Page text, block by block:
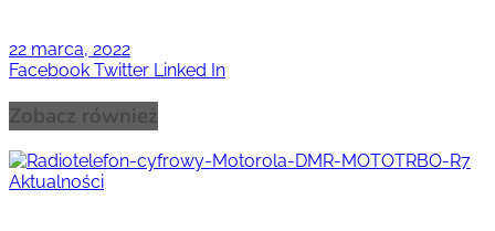
22 marca, 2022
Facebook Twitter Linked In
Zobacz również
Aktualności